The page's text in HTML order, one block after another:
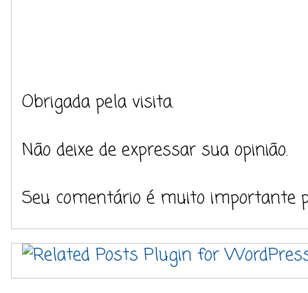
Obrigada pela visita.
Não deixe de expressar sua opinião.
Seu comentário é muito importante